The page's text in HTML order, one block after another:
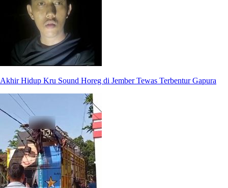
Akhir Hidup Kru Sound Horeg di Jember Tewas Terbentur Gapura